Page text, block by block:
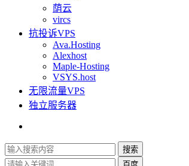
荫云
vircs
抗投诉VPS
Ava.Hosting
Alexhost
Maple-Hosting
VSYS.host
无限流量VPS
独立服务器